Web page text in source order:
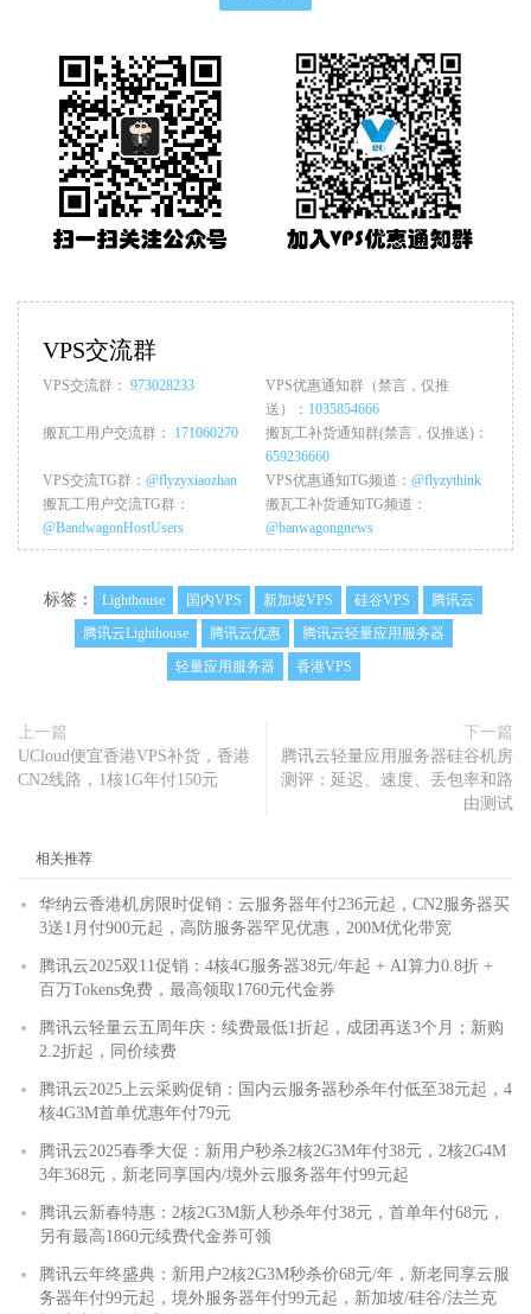
VPS交流群
VPS交流群： 973028233
VPS优惠通知群（禁言，仅推
送）： 1035854666
搬瓦工用户交流群： 171060270
搬瓦工补货通知群(禁言，仅推送)：
659236660
VPS交流TG群： @flyzyxiaozhan VPS优惠通知TG频道： @flyzythink
搬瓦工用户交流TG群：
@BandwagonHostUsers
搬瓦工补货通知TG频道：
@banwagongnews
标签： Lighthouse 国内VPS 新加坡VPS 硅谷VPS
腾讯云
腾讯云Lighthouse
腾讯云优惠
腾讯云轻量应用服务器
轻量应用服务器
香港VPS
上一篇
UCloud便宜香港VPS补货，香港
CN2线路，1核1G年付150元
下一篇
腾讯云轻量应用服务器硅谷机房
测评：延迟、速度、丢包率和路
由测试
相关推荐
华纳云香港机房限时促销：云服务器年付236元起，CN2服务器买
3送1月付900元起，高防服务器罕见优惠，200M优化带宽
腾讯云2025双11促销：4核4G服务器38元/年起 + AI算力0.8折 +
百万Tokens免费，最高领取1760元代金券
腾讯云轻量云五周年庆：续费最低1折起，成团再送3个月；新购
2.2折起，同价续费
腾讯云2025上云采购促销：国内云服务器秒杀年付低至38元起，4
核4G3M首单优惠年付79元
腾讯云2025春季大促：新用户秒杀2核2G3M年付38元，2核2G4M
3年368元，新老同享国内/境外云服务器年付99元起
腾讯云新春特惠：2核2G3M新人秒杀年付38元，首单年付68元，
另有最高1860元续费代金券可领
腾讯云年终盛典：新用户2核2G3M秒杀价68元/年，新老同享云服
务器年付99元起，境外服务器年付99元起，新加坡/硅谷/法兰克